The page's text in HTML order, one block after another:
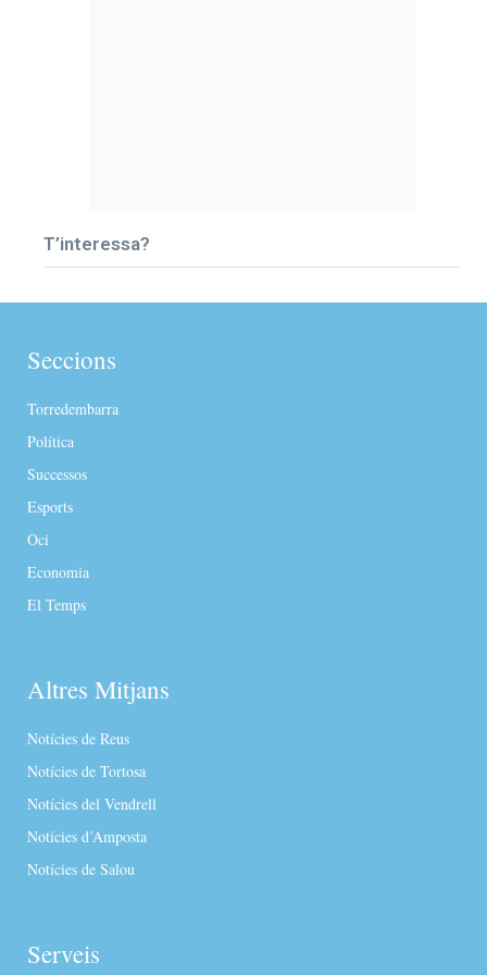
T’interessa?
Seccions
Torredembarra
Política
Successos
Esports
Oci
Economia
El Temps
Altres Mitjans
Notícies de Reus
Notícies de Tortosa
Notícies del Vendrell
Notícies d’Amposta
Notícies de Salou
Serveis